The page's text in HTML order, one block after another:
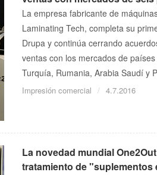
La empresa fabricante de
Laminating Tech, completa su
Drupa y continúa cerrando
ventas con los mercados de
Turquía, Rumania, Arabia Saudí y
Impresión comercial 4.7.2016
La novedad mundial
tratamiento de "suplementos